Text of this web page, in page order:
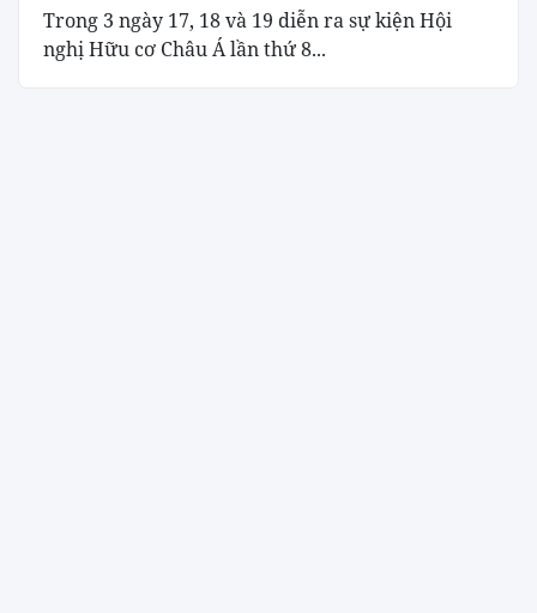
Trong 3 ngày 17, 18 và 19 diễn ra sự kiện Hội
nghị Hữu cơ Châu Á lần thứ 8...